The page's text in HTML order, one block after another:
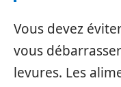
Vous devez
vous
levures. Les